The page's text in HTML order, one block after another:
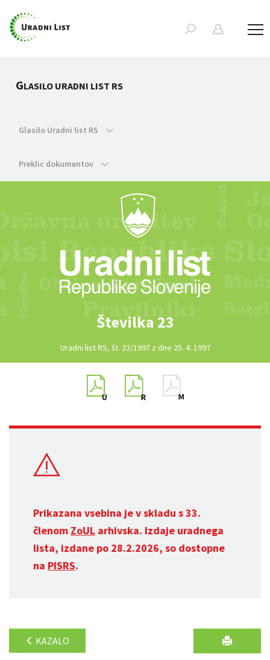
GLASILO URADNI LIST RS
Glasilo Uradni list RS
Preklic dokumentov
Številka 23
Uradni list RS, št. 23/1997 z dne 25. 4. 1997
Prikazana vsebina je v skladu s 33.
členom ZoUL arhivska. Izdaje uradnega
lista, izdane po 28.2.2026, so dostopne
na PISRS.
KAZALO